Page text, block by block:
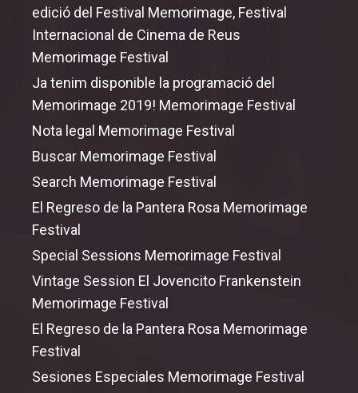
edició del Festival Memorimage, Festival
Internacional de Cinema de Reus
Memorimage Festival
Ja tenim disponible la programació del
Memorimage 2019! Memorimage Festival
Nota legal Memorimage Festival
Buscar Memorimage Festival
Search Memorimage Festival
El Regreso de la Pantera Rosa Memorimage
Festival
Special Sessions Memorimage Festival
Vintage Session El Jovencito Frankenstein
Memorimage Festival
El Regreso de la Pantera Rosa Memorimage
Festival
Sesiones Especiales Memorimage Festival